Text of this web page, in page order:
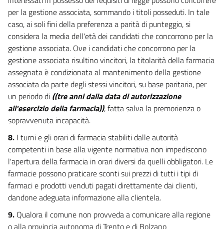
Altre misure di armonizzazione
83
84
85
86
87
88
89
91
91 bis
92
93
94
95
per la gestione associata, sommando i titoli posseduti. In tale
caso, ai soli fini della preferenza a parità di punteggio, si
considera la media dell'età dei candidati che concorrono per la
gestione associata. Ove i candidati che concorrono per la
gestione associata risultino vincitori, la titolarità della farmacia
assegnata è condizionata al mantenimento della gestione
associata da parte degli stessi vincitori, su base paritaria, per
un periodo di ((tre anni dalla data di autorizzazione
all'esercizio della farmacia)), fatta salva la premorienza o
sopravvenuta incapacità.
8. I turni e gli orari di farmacia stabiliti dalle autorità
competenti in base alla vigente normativa non impediscono
l'apertura della farmacia in orari diversi da quelli obbligatori. Le
farmacie possono praticare sconti sui prezzi di tutti i tipi di
farmaci e prodotti venduti pagati direttamente dai clienti,
dandone adeguata informazione alla clientela.
9. Qualora il comune non provveda a comunicare alla regione
o alla provincia autonoma di Trento e di Bolzano